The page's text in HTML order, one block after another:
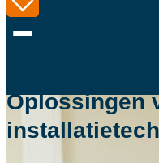
Taal
Oplossingen